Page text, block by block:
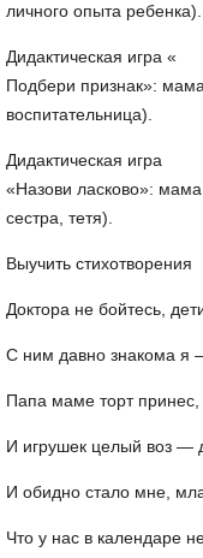
личного опыта ребенка).
Дидактическая игра «
Подбери признак»:
воспитательница).
Дидактическая игра
«Назови ласково»:
сестра, тетя).
Выучить стихотворения
Доктора не бойтесь,
С ним давно знакома я
Папа маме торт
И игрушек целый воз —
И обидно стало мне,
Что у нас в календаре